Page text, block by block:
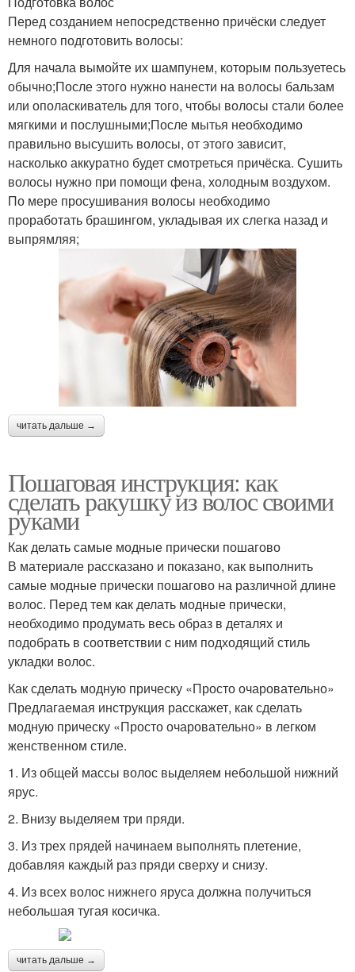
Перед созданием непосредственно причёски следует
немного подготовить волосы:
Для начала вымойте их шампунем, которым пользуетесь
обычно;После этого нужно нанести на волосы бальзам
или ополаскиватель для того, чтобы волосы стали более
мягкими и послушными;После мытья необходимо
правильно высушить волосы, от этого зависит,
насколько аккуратно будет смотреться причёска. Сушить
волосы нужно при помощи фена, холодным воздухом.
По мере просушивания волосы необходимо
проработать брашингом, укладывая их слегка назад и
выпрямляя;
читать дальше →
Пошаговая инструкция: как
сделать ракушку из волос своими
руками
Как делать самые модные прически пошагово
В материале рассказано и показано, как выполнить
самые модные прически пошагово на различной длине
волос. Перед тем как делать модные прически,
необходимо продумать весь образ в деталях и
подобрать в соответствии с ним подходящий стиль
укладки волос.
Как сделать модную прическу «Просто очаровательно»
Предлагаемая инструкция расскажет, как сделать
модную прическу «Просто очаровательно» в легком
женственном стиле.
1. Из общей массы волос выделяем небольшой нижний
ярус.
2. Внизу выделяем три пряди.
3. Из трех прядей начинаем выполнять плетение,
добавляя каждый раз пряди сверху и снизу.
4. Из всех волос нижнего яруса должна получиться
небольшая тугая косичка.
читать дальше →